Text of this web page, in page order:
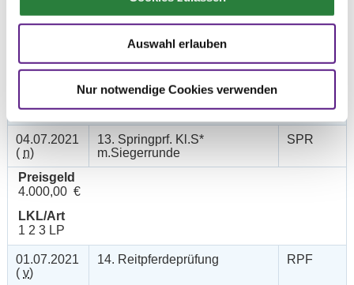
Auswahl erlauben
Nur notwendige Cookies verwenden
04.07.2021
12. Springprüfung Kl.M** SPR
500,00 €
1 2 3 4 LP
04.07.2021
( n)
13. Springprf. Kl.S*
m.Siegerrunde
SPR
Preisgeld
4.000,00 €
LKL/Art
1 2 3 LP
01.07.2021
( v)
14. Reitpferdeprüfung RPF